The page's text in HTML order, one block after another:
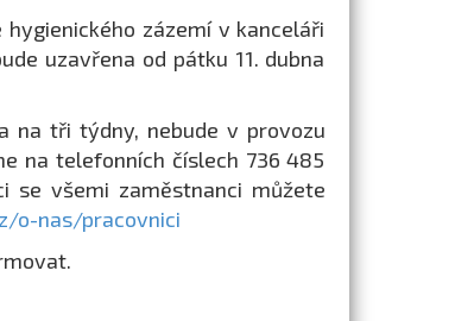
zázemí v kanceláři
uzavřena od pátku 11. dubna
na tři týdny, nebude v provozu
na telefonních číslech 736 485
se všemi zaměstnanci můžete
o-nas/pracovnici